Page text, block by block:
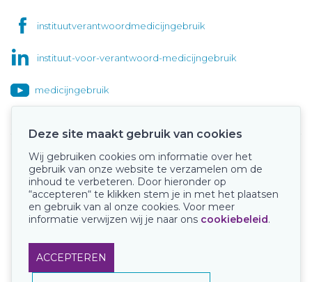
instituutverantwoordmedicijngebruik
instituut-voor-verantwoord-medicijngebruik
medicijngebruik
Onze keurmerken
Deze site maakt gebruik van cookies
Wij gebruiken cookies om informatie over het
gebruik van onze website te verzamelen om de
inhoud te verbeteren. Door hieronder op
“accepteren“ te klikken stem je in met het plaatsen
en gebruik van al onze cookies. Voor meer
informatie verwijzen wij je naar ons cookiebeleid.
ACCEPTEREN